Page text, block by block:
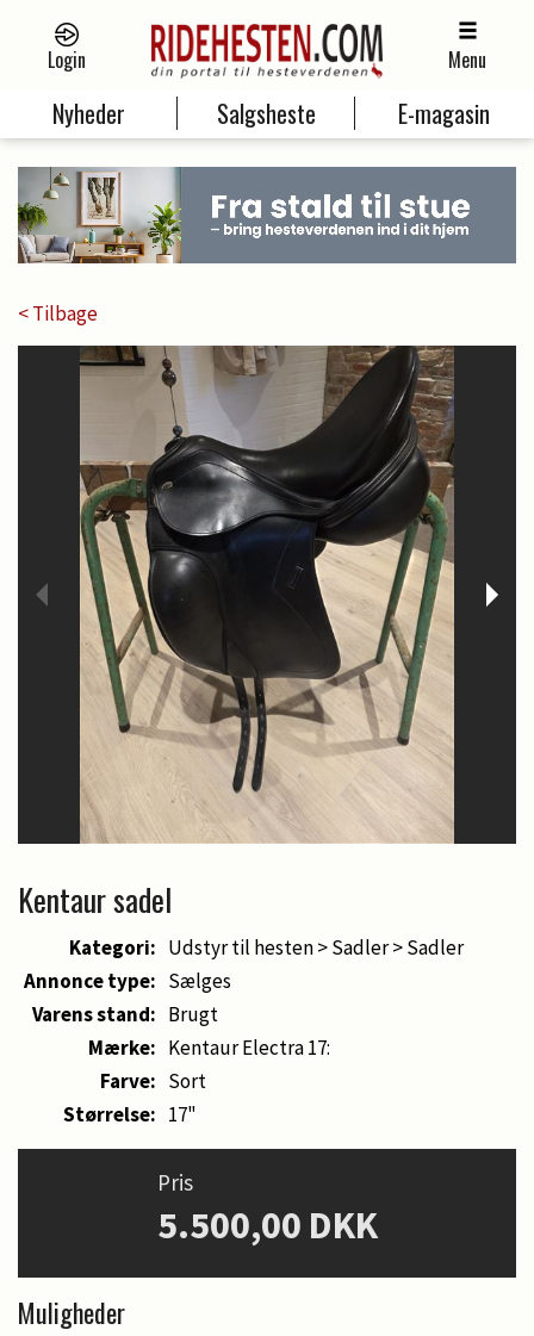
Login Menu
Nyheder Salgsheste E-magasin
< Tilbage
Kentaur sadel
Kategori: Udstyr til hesten > Sadler > Sadler
Annonce type: Sælges
Varens stand: Brugt
Mærke: Kentaur Electra 17:
Farve: Sort
Størrelse: 17"
Pris
5.500,00 DKK
Muligheder